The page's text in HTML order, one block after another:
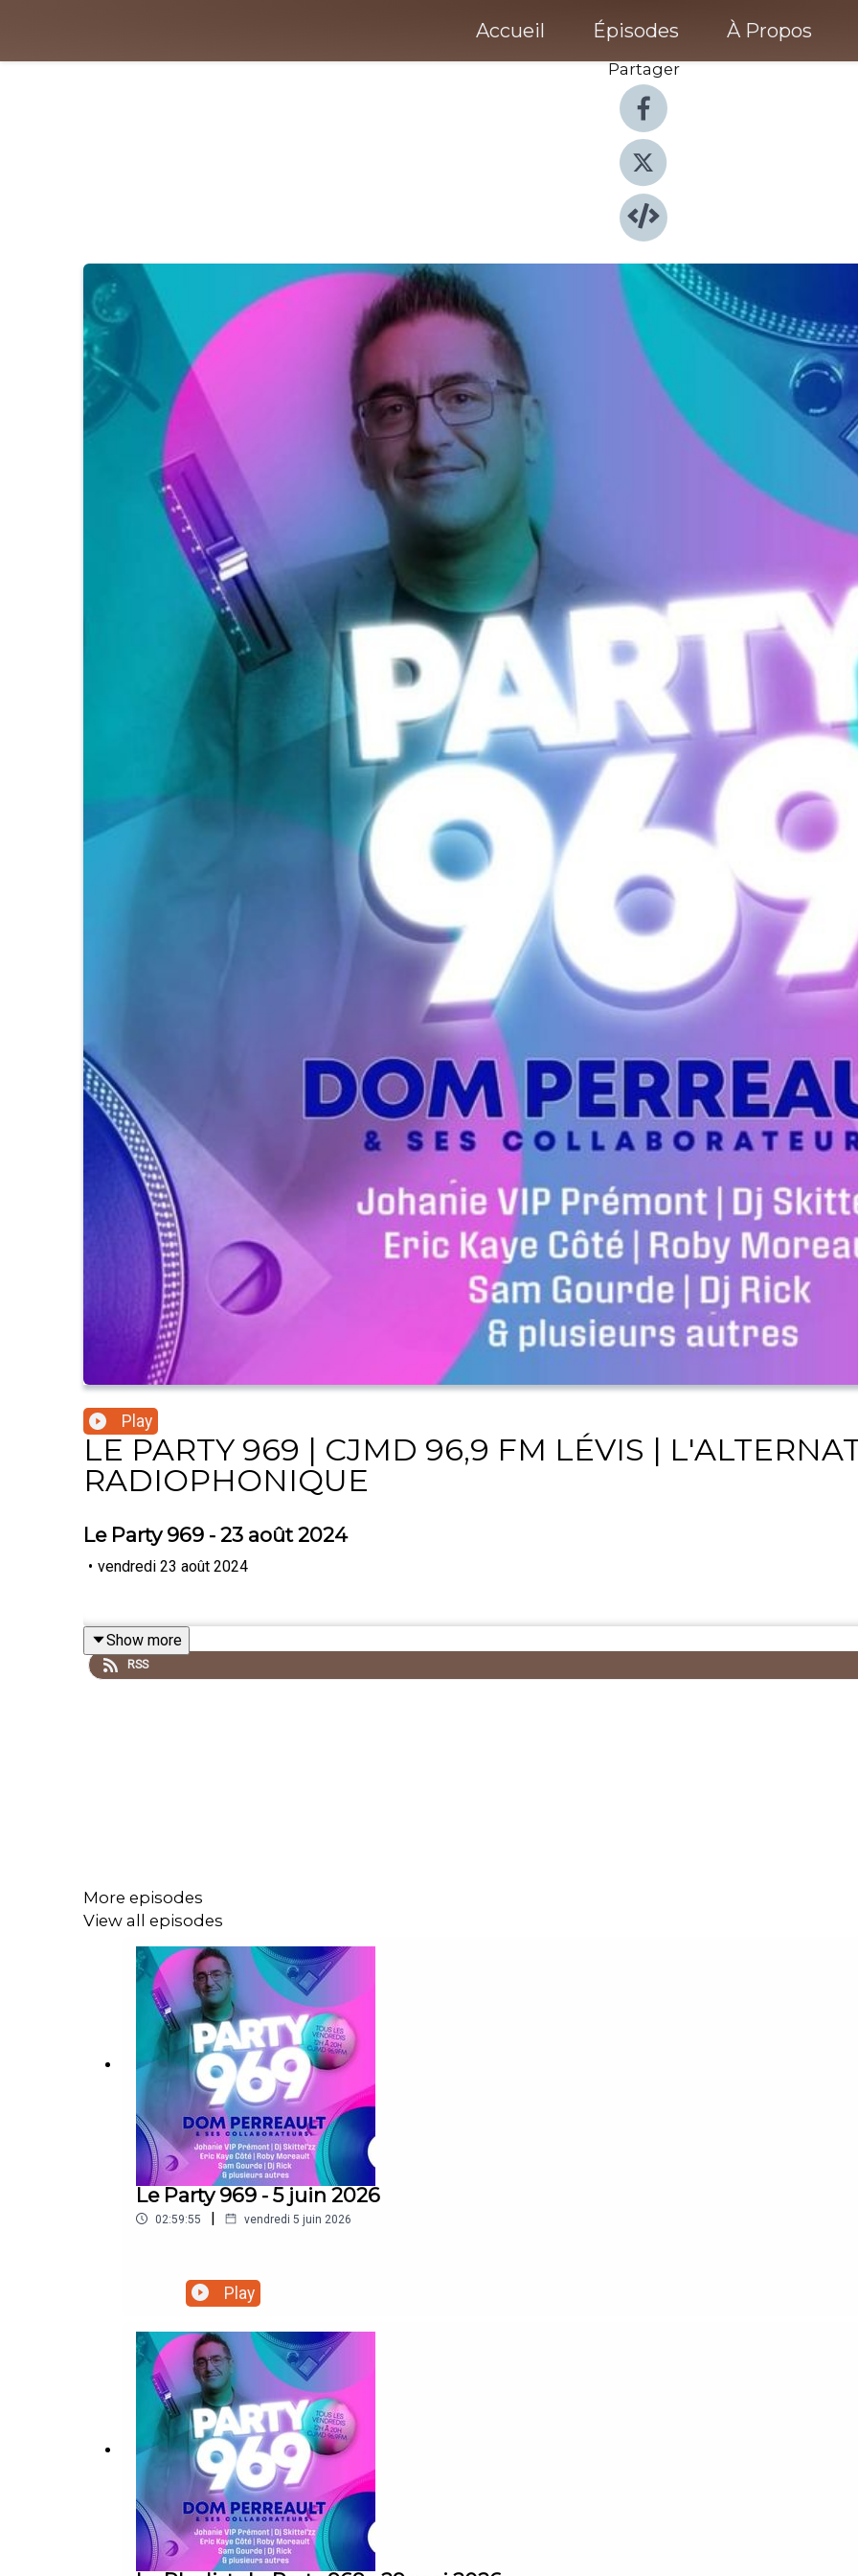
Accueil Épisodes À Propos
Partager
Play
LE PARTY 969 | CJMD 96,9 FM LÉVIS |
RADIOPHONIQUE
Le Party 969 - 23 août 2024
• vendredi 23 août 2024
Show more
RSS
More episodes
View all episodes
Le Party 969 - 5 juin 2026
02:59:55 | vendredi 5 juin 2026
Play